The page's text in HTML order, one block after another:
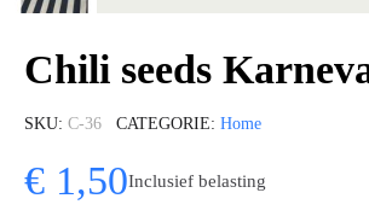
Chili seeds
SKU C-36 CATEGORIE Home
€ 1,50Inclusief belasting